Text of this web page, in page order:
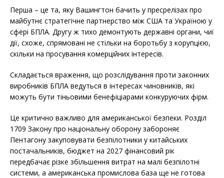
Перша – це та, яку Вашингтон бачить у пресрелізах про
майбутнє стратегічне партнерство між США та Україною у
сфері БПЛА. Другу ж тихо демонтують державні органи, чиї
дії, схоже, спрямовані не стільки на боротьбу з корупцією,
скільки на просування комерційних інтересів.
Складається враження, що розслідування проти законних
виробників БПЛА ведуться в інтересах чиновників, які
можуть бути тіньовими бенефіціарами конкуруючих фірм.
Це критично важливо для американської безпеки. Розділ
1709 Закону про національну оборону забороняє
Пентагону закуповувати безпілотники у китайських
постачальників, бюджет на 2027 фінансовий рік
передбачає різке збільшення витрат на малі безпілотні
системи, а американська промислова база ще не готова